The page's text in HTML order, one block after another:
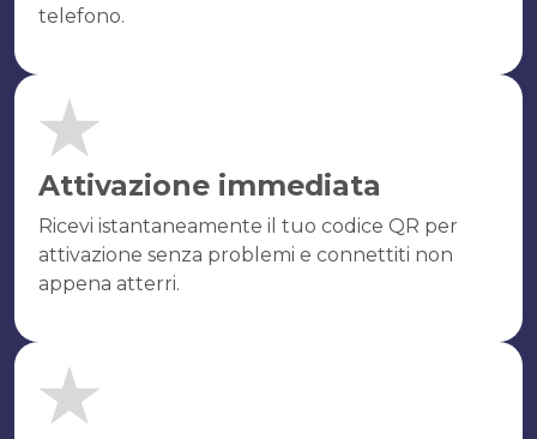
telefono.
Attivazione immediata
Ricevi istantaneamente il tuo codice QR per
attivazione senza problemi e connettiti non
appena atterri.